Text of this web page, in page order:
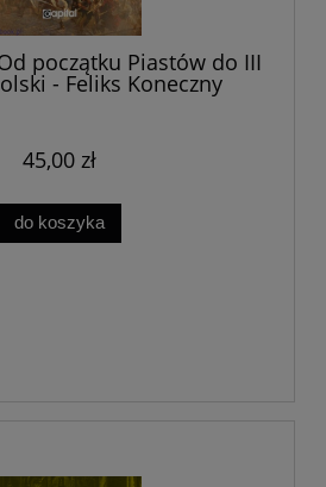
początku Piastów do III
- Feliks Koneczny
45,00 zł
do koszyka